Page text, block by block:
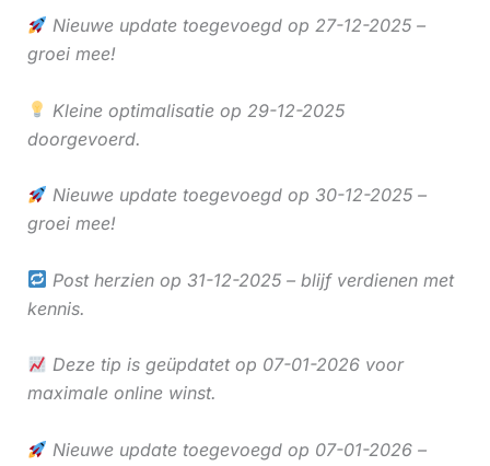
Nieuwe update toegevoegd op 27-12-2025 –
groei mee!
Kleine optimalisatie op 29-12-2025
doorgevoerd.
Nieuwe update toegevoegd op 30-12-2025 –
groei mee!
Post herzien op 31-12-2025 – blijf verdienen met
kennis.
Deze tip is geüpdatet op 07-01-2026 voor
maximale online winst.
Nieuwe update toegevoegd op 07-01-2026 –